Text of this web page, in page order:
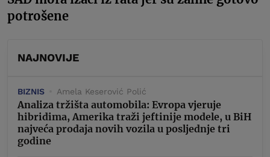
potrošene
NAJNOVIJE
BIZNIS Amela Keserović Polić
Analiza tržišta automobila: Evropa vjeruje
hibridima, Amerika traži jeftinije modele, u BiH
najveća prodaja novih vozila u posljednje tri
godine